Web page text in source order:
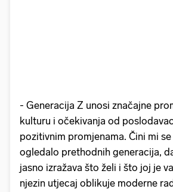
- Generacija Z unosi značajne
kulturu i očekivanja od
pozitivnim promjenama. Čini mi
ogledalo prethodnih generacija,
jasno izražava što želi i što joj je
njezin utjecaj oblikuje moderne